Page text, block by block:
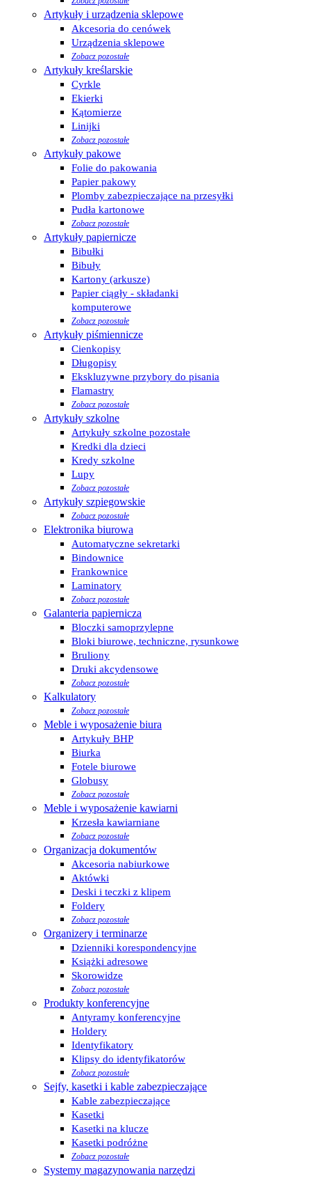
Artykuły i urządzenia sklepowe
Akcesoria do cenówek
Urządzenia sklepowe
Zobacz pozostałe
Artykuły kreślarskie
Cyrkle
Ekierki
Kątomierze
Linijki
Zobacz pozostałe
Artykuły pakowe
Folie do pakowania
Papier pakowy
Plomby zabezpieczające na przesyłki
Pudła kartonowe
Zobacz pozostałe
Artykuły papiernicze
Bibułki
Bibuły
Kartony (arkusze)
Papier ciągły - składanki
komputerowe
Zobacz pozostałe
Artykuły piśmiennicze
Cienkopisy
Długopisy
Ekskluzywne przybory do pisania
Flamastry
Zobacz pozostałe
Artykuły szkolne
Artykuły szkolne pozostałe
Kredki dla dzieci
Kredy szkolne
Lupy
Zobacz pozostałe
Artykuły szpiegowskie
Zobacz pozostałe
Elektronika biurowa
Automatyczne sekretarki
Bindownice
Frankownice
Laminatory
Zobacz pozostałe
Galanteria papiernicza
Bloczki samoprzylepne
Bloki biurowe, techniczne, rysunkowe
Bruliony
Druki akcydensowe
Zobacz pozostałe
Kalkulatory
Zobacz pozostałe
Meble i wyposażenie biura
Artykuły BHP
Biurka
Fotele biurowe
Globusy
Zobacz pozostałe
Meble i wyposażenie kawiarni
Krzesła kawiarniane
Zobacz pozostałe
Organizacja dokumentów
Akcesoria nabiurkowe
Aktówki
Deski i teczki z klipem
Foldery
Zobacz pozostałe
Organizery i terminarze
Dzienniki korespondencyjne
Książki adresowe
Skorowidze
Zobacz pozostałe
Produkty konferencyjne
Antyramy konferencyjne
Holdery
Identyfikatory
Klipsy do identyfikatorów
Zobacz pozostałe
Sejfy, kasetki i kable zabezpieczające
Kable zabezpieczające
Kasetki
Kasetki na klucze
Kasetki podróżne
Zobacz pozostałe
Systemy magazynowania narzędzi